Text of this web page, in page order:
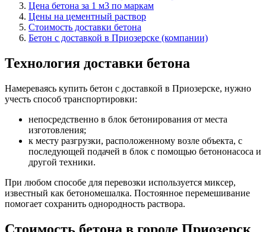
Цена бетона за 1 м3 по маркам
Цены на цементный раствор
Стоимость доставки бетона
Бетон с доставкой в Приозерске (компании)
Технология доставки бетона
Намереваясь купить бетон с доставкой в Приозерске, нужно
учесть способ транспортировки:
непосредственно в блок бетонирования от места
изготовления;
к месту разгрузки, расположенному возле объекта, с
последующей подачей в блок с помощью бетононасоса и
другой техники.
При любом способе для перевозки используется миксер,
известный как бетономешалка. Постоянное перемешивание
помогает сохранить однородность раствора.
Стоимость бетона в городе Приозерск